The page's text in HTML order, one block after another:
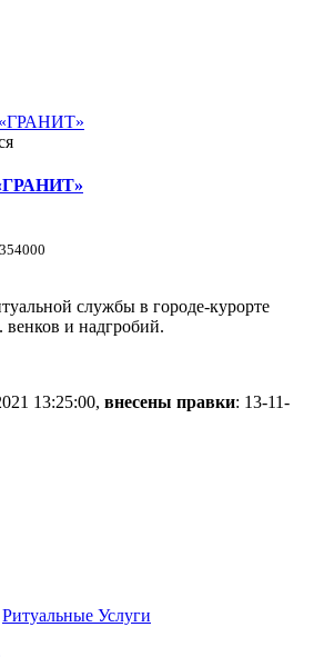
службы в городе-курорте
и надгробий.
13:25:00, внесены правки: 13-11-
Ритуальные Услуги